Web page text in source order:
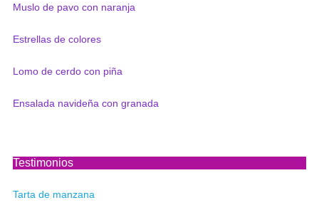
Muslo de pavo con naranja
Estrellas de colores
Lomo de cerdo con piña
Ensalada navideña con granada
Testimonios
Tarta de manzana